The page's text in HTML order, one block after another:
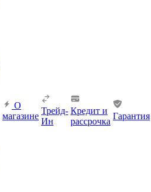
О
магазине
Трейд-
Ин
Кредит и
рассрочка
Гарантия